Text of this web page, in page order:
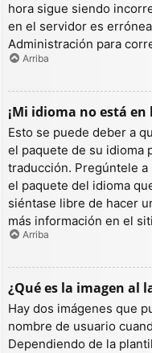
hora sigue siendo
en el servidor es
Administración para
Arriba
¡Mi idioma no está en
Esto se puede deber a
el paquete de su idioma
traducción. Pregúntele
el paquete del idioma
siéntase libre de hacer
más información en el
Arriba
¿Qué es la imagen al
Hay dos imágenes que
nombre de usuario
Dependiendo de la